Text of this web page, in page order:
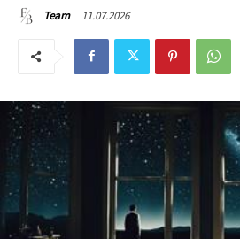
Team 11.07.2026